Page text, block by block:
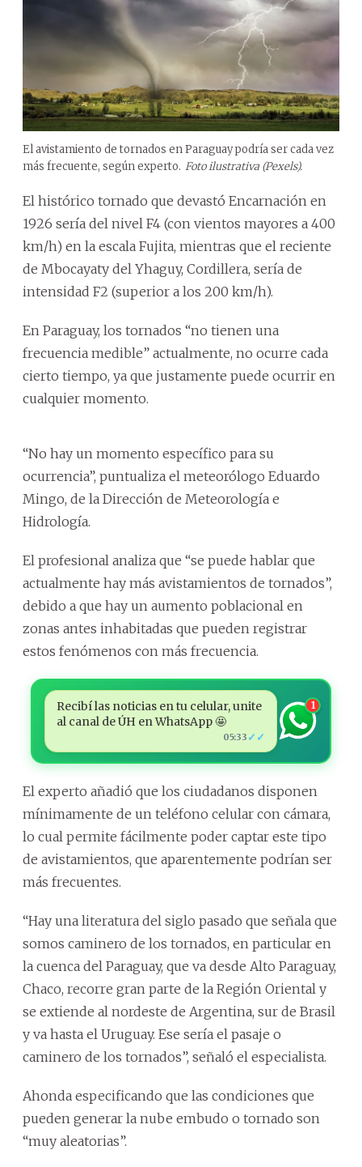
El avistamiento de tornados en Paraguay podría ser cada vez
más frecuente, según experto. Foto ilustrativa (Pexels).
El histórico tornado que devastó Encarnación en
1926 sería del nivel F4 (con vientos mayores a 400
km/h) en la escala Fujita, mientras que el reciente
de Mbocayaty del Yhaguy, Cordillera, sería de
intensidad F2 (superior a los 200 km/h).
En Paraguay, los tornados “no tienen una
frecuencia medible” actualmente, no ocurre cada
cierto tiempo, ya que justamente puede ocurrir en
cualquier momento.
“No hay un momento específico para su
ocurrencia”, puntualiza el meteorólogo Eduardo
Mingo, de la Dirección de Meteorología e
Hidrología.
El profesional analiza que “se puede hablar que
actualmente hay más avistamientos de tornados”,
debido a que hay un aumento poblacional en
zonas antes inhabitadas que pueden registrar
estos fenómenos con más frecuencia.
Recibí las noticias en tu celular, unite
al canal de ÚH en WhatsApp 🤩
05:33 ✓✓
1
El experto añadió que los ciudadanos disponen
mínimamente de un teléfono celular con cámara,
lo cual permite fácilmente poder captar este tipo
de avistamientos, que aparentemente podrían ser
más frecuentes.
“Hay una literatura del siglo pasado que señala que
somos caminero de los tornados, en particular en
la cuenca del Paraguay, que va desde Alto Paraguay,
Chaco, recorre gran parte de la Región Oriental y
se extiende al nordeste de Argentina, sur de Brasil
y va hasta el Uruguay. Ese sería el pasaje o
caminero de los tornados”, señaló el especialista.
Ahonda especificando que las condiciones que
pueden generar la nube embudo o tornado son
“muy aleatorias”.